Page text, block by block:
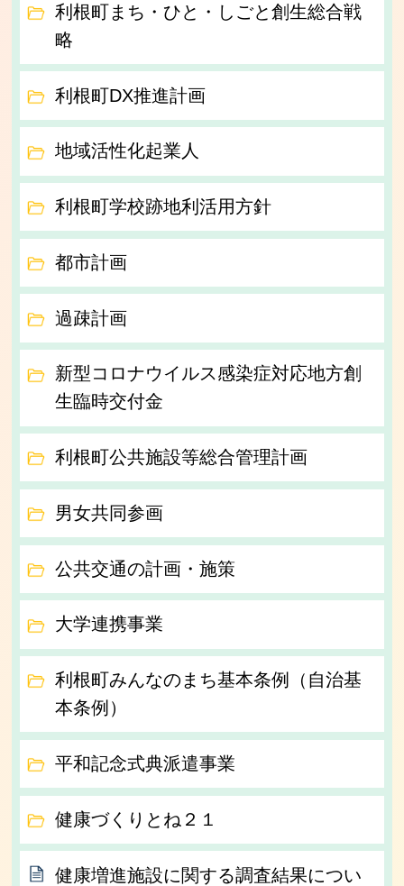
利根町まち・ひと・しごと創生総合戦
略
利根町DX推進計画
地域活性化起業人
利根町学校跡地利活用方針
都市計画
過疎計画
新型コロナウイルス感染症対応地方創
生臨時交付金
利根町公共施設等総合管理計画
男女共同参画
公共交通の計画・施策
大学連携事業
利根町みんなのまち基本条例（自治基
本条例）
平和記念式典派遣事業
健康づくりとね２１
健康増進施設に関する調査結果につい